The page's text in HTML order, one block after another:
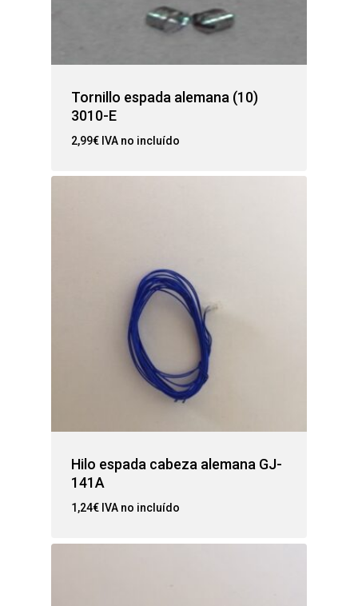
Tornillo espada alemana (10)
3010-E
2,99€ IVA no incluído
Hilo espada cabeza alemana GJ-
141A
1,24€ IVA no incluído